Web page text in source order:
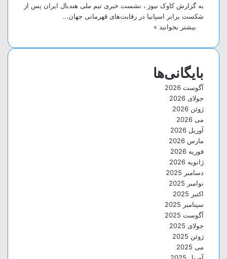
به گزارش کاوک نیوز ، نشست خبری تیم ملی هندبال ایران پس از
شکست برابر اسپانیا در رقابت‌های قهرمانی جهان…
بیشتر بخوانید »
بایگانی‌ها
آگوست 2026
جولای 2026
ژوئن 2026
می 2026
آوریل 2026
مارس 2026
فوریه 2026
ژانویه 2026
دسامبر 2025
نوامبر 2025
اکتبر 2025
سپتامبر 2025
آگوست 2025
جولای 2025
ژوئن 2025
می 2025